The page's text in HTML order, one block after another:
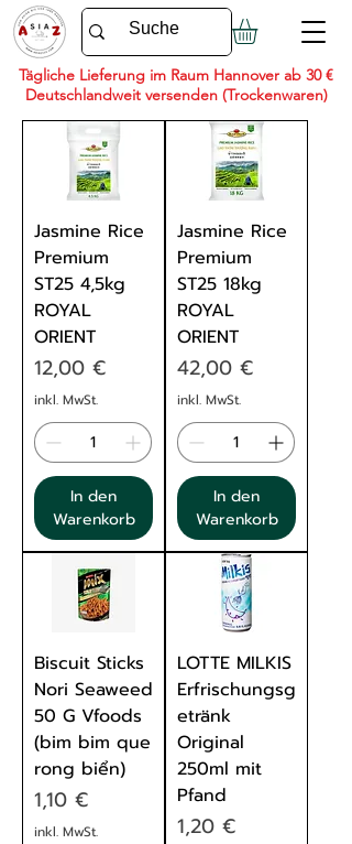
Tägliche Lieferung im Raum Hannover ab 30 €
Deutschlandweit versenden (Trockenwaren)
Jasmine Rice
Premium
ST25 4,5kg
ROYAL
ORIENT
Preis
12,00 €
inkl. MwSt.
In den
Warenkorb
Jasmine Rice
Premium
ST25 18kg
ROYAL
ORIENT
Preis
42,00 €
inkl. MwSt.
In den
Warenkorb
Biscuit Sticks
Nori Seaweed
50 G Vfoods
(bim bim que
rong biển)
Preis
1,10 €
inkl. MwSt.
LOTTE MILKIS
Erfrischungsg
etränk
Original
250ml mit
Pfand
Preis
1,20 €